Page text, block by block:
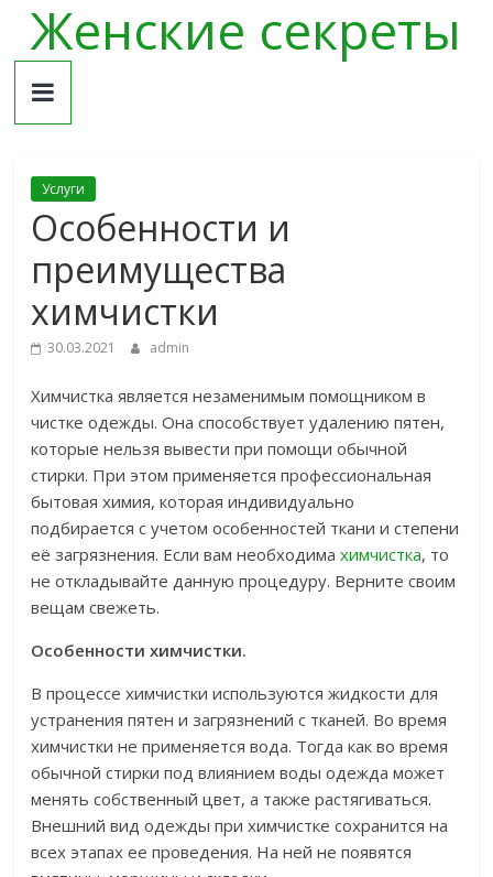
Skip
content
Женские секреты
Услуги
Особенности и
преимущества
химчистки
30.03.2021 admin
Химчистка является незаменимым помощником в
чистке одежды. Она способствует удалению пятен,
которые нельзя вывести при помощи обычной
стирки. При этом применяется профессиональная
бытовая химия, которая индивидуально
подбирается с учетом особенностей ткани и степени
её загрязнения. Если вам необходимахимчистка, то
не откладывайте данную процедуру. Верните своим
вещам свежеть.
Особенности химчистки.
В процессе химчистки используются жидкости для
устранения пятен и загрязнений с тканей. Во время
химчистки не применяется вода. Тогда как во время
обычной стирки под влиянием воды одежда может
менять собственный цвет, а также растягиваться.
Внешний вид одежды при химчистке сохранится на
всех этапах ее проведения. На ней не появятся